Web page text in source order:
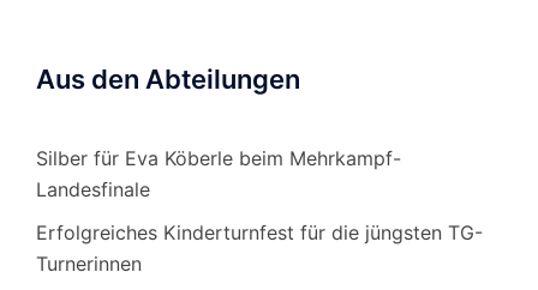
Aus den Abteilungen
Silber für Eva Köberle beim Mehrkampf-
Landesfinale
Erfolgreiches Kinderturnfest für die jüngsten TG-
Turnerinnen